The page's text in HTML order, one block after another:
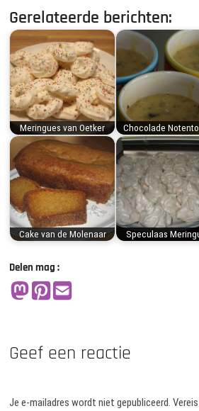
Gerelateerde berichten:
Meringues van Oetker Chocolade
Cake van de Molenaar Speculaas
Delen mag :
Geef een reactie
Je e-mailadres wordt niet gepubliceerd.